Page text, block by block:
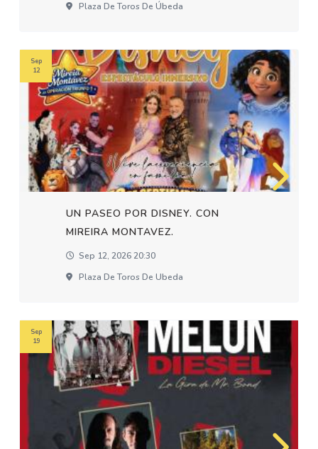
Plaza De Toros De Úbeda
UN PASEO POR DISNEY. CON
MIREIRA MONTAVEZ.
Sep 12, 2026 20:30
Plaza De Toros De Ubeda
Sep
12
Sep
19